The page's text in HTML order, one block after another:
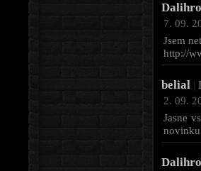
7. 09.
Jsem
http://
belial |
2. 09.
Jasne
novinku